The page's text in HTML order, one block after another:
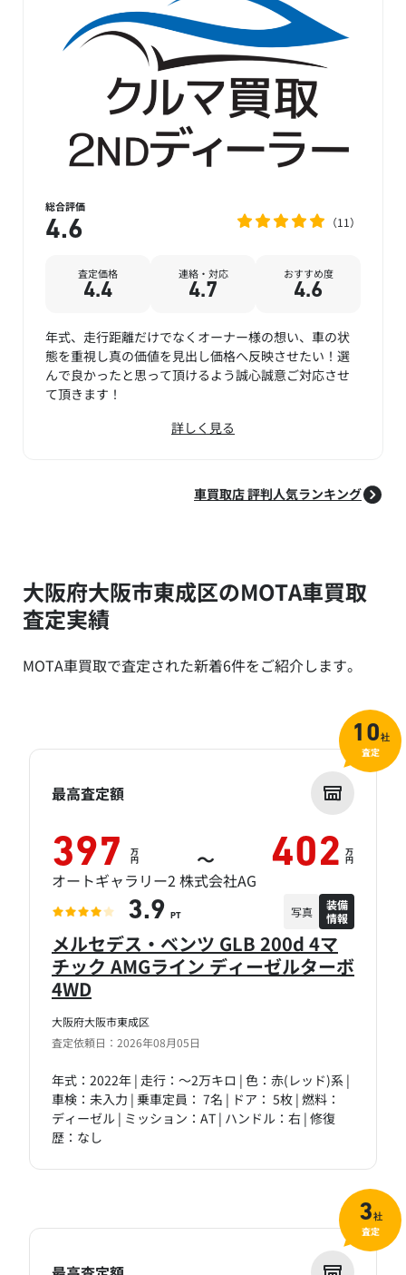
総合評価
4.6 11
査定価格
4.4
連絡・対応
4.7
おすすめ度
4.6
年式、走行距離だけでなくオーナー様の想い、車の状
態を重視し真の価値を見出し価格へ反映させたい！選
んで良かったと思って頂けるよう誠心誠意ご対応させ
て頂きます！
詳しく見る
車買取店 評判人気ランキング
大阪府大阪市東成区のMOTA車買取
査定実績
MOTA車買取で査定された新着6件をご紹介します。
大阪府大阪市東成区
査定依頼日：2026年08月05日
メルセデス・ベンツ GLB 200d 4マ
チック AMGライン ディーゼルターボ
4WD
年式：2022年 | 走行：～2万キロ | 色：赤(レッド)系 |
車検：未入力 | 乗車定員： 7名 | ドア： 5枚 | 燃料：
ディーゼル | ミッション：AT | ハンドル：右 | 修復
歴：なし
最高査定額
397 万
円 ～ 402 万
円
オートギャラリー2 株式会社AG
3.9 PT 写真
装備
情報
10社
査定
3社
査定